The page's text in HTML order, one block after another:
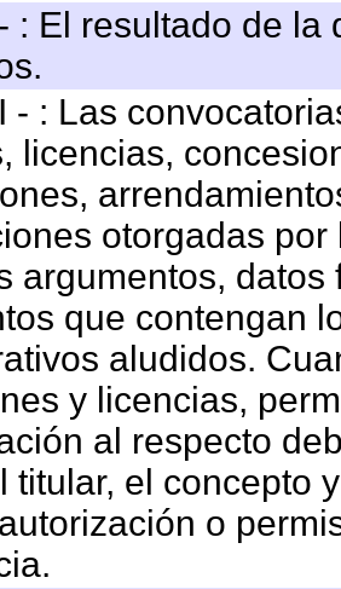
: El resultado de
- : Las
licencias,
otorgadas
argumentos,
que contengan
aludidos.
y licencias,
al respecto
titular, el concepto
o